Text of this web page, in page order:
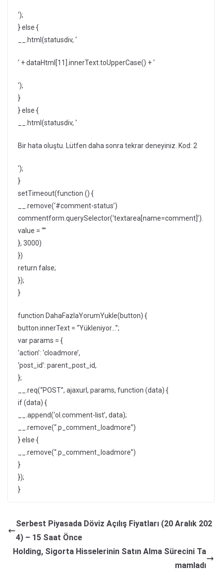
‘);
} else {
__.html(statusdiv, ‘
‘ + dataHtml[11].innerText.toUpperCase() + ‘
‘);
}
} else {
__.html(statusdiv, ‘
Bir hata oluştu. Lütfen daha sonra tekrar deneyiniz. Kod: 2
‘);
}
setTimeout(function () {
__.remove(‘#comment-status’)
commentform.querySelector(‘textarea[name=comment]’).
value = “”
}, 3000)
})
return false;
});
}
function DahaFazlaYorumYukle(button) {
button.innerText = “Yükleniyor…”;
var params = {
‘action’: ‘cloadmore’,
‘post_id’: parent_post_id,
};
__.req(“POST”, ajaxurl, params, function (data) {
if (data) {
__.append(‘ol.comment-list’, data);
__.remove(“.p_comment_loadmore”)
} else {
__.remove(“.p_comment_loadmore”)
}
});
}
Serbest Piyasada Döviz Açılış Fiyatları (20 Aralık 202
4) – 15 Saat Önce
Holding, Sigorta Hisselerinin Satın Alma Sürecini Ta
mamladı